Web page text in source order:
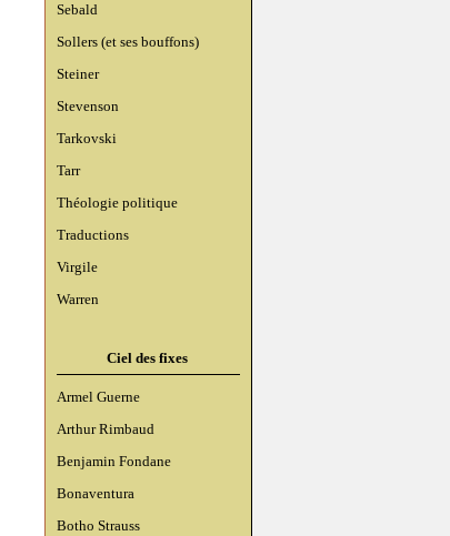
Sebald
Sollers (et ses bouffons)
Steiner
Stevenson
Tarkovski
Tarr
Théologie politique
Traductions
Virgile
Warren
Ciel des fixes
Armel Guerne
Arthur Rimbaud
Benjamin Fondane
Bonaventura
Botho Strauss